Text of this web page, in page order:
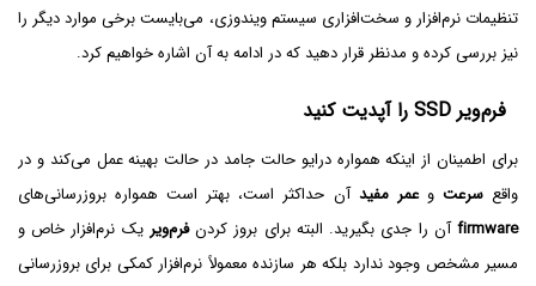
تنظیمات نرم‌افزار و سخت‌افزاری سیستم ویندوزی، می‌بایست برخی موارد دیگر را
نیز بررسی کرده و مدنظر قرار دهید که در ادامه به آن اشاره خواهیم کرد.
فرم‌ویر SSD را آپدیت کنید
برای اطمینان از اینکه همواره درایو حالت جامد در حالت بهینه عمل می‌کند و در
واقعسرعت وعمر مفید آن حداکثر است، بهتر است همواره بروزرسانی‌های
firmwareآن را جدی بگیرید. البته برای بروز کردنفرم‌ویر یک نرم‌افزار خاص و
مسیر مشخص وجود ندارد بلکه هر سازنده معمولاً نرم‌افزار کمکی برای بروزرسانی